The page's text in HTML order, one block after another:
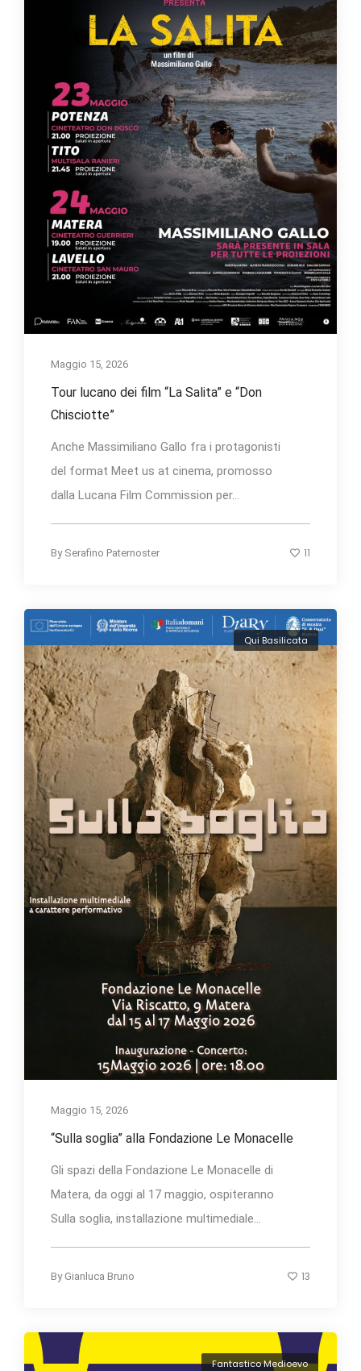
Maggio 15, 2026
Tour lucano dei film “La Salita” e “Don
Chisciotte”
Anche Massimiliano Gallo fra i protagonisti
del format Meet us at cinema, promosso
dalla Lucana Film Commission per...
By Serafino Paternoster 11
Qui Basilicata
Maggio 15, 2026
“Sulla soglia” alla Fondazione Le Monacelle
Gli spazi della Fondazione Le Monacelle di
Matera, da oggi al 17 maggio, ospiteranno
Sulla soglia, installazione multimediale...
By Gianluca Bruno 13
Fantastico Medioevo